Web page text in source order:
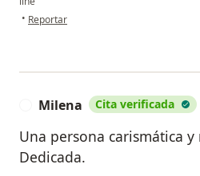
• en opinión del usuario M
Reportar
Milena Cita verificada
Una persona carismática
Dedicada.